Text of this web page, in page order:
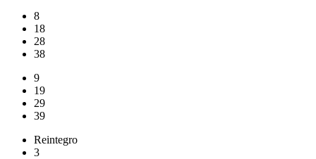
8
18
28
38
9
19
29
39
Reintegro
3